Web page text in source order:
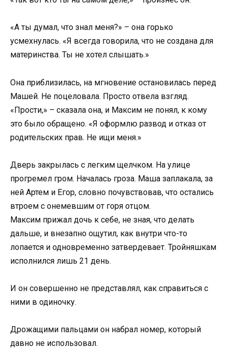
«А ты думал, что знал меня?» – она горько
усмехнулась. «Я всегда говорила, что не создана для
материнства. Ты не хотел слышать.»
Она приблизилась, на мгновение остановилась перед
Машей. Не поцеловала. Просто отвела взгляд.
«Прости,» – сказала она, и Максим не понял, к кому
это было обращено. «Я оформлю развод и отказ от
родительских прав. Не ищи меня.»
Дверь закрылась с легким щелчком. На улице
прогремел гром. Началась гроза. Маша заплакала, за
ней Артем и Егор, словно почувствовав, что остались
втроем с онемевшим от горя отцом.
Максим прижал дочь к себе, не зная, что делать
дальше, и внезапно ощутил, как внутри что-то
лопается и одновременно затвердевает. Тройняшкам
исполнился лишь 21 день.
И он совершенно не представлял, как справиться с
ними в одиночку.
Дрожащими пальцами он набрал номер, который
давно не использовал.